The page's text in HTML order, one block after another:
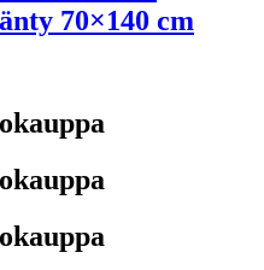
70×140 cm